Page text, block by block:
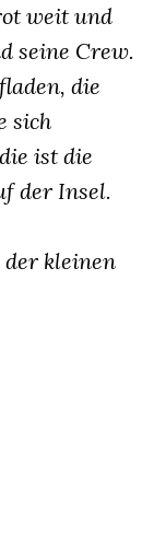
weit und
seine Crew.
die
sich
ist die
der Insel.
kleinen